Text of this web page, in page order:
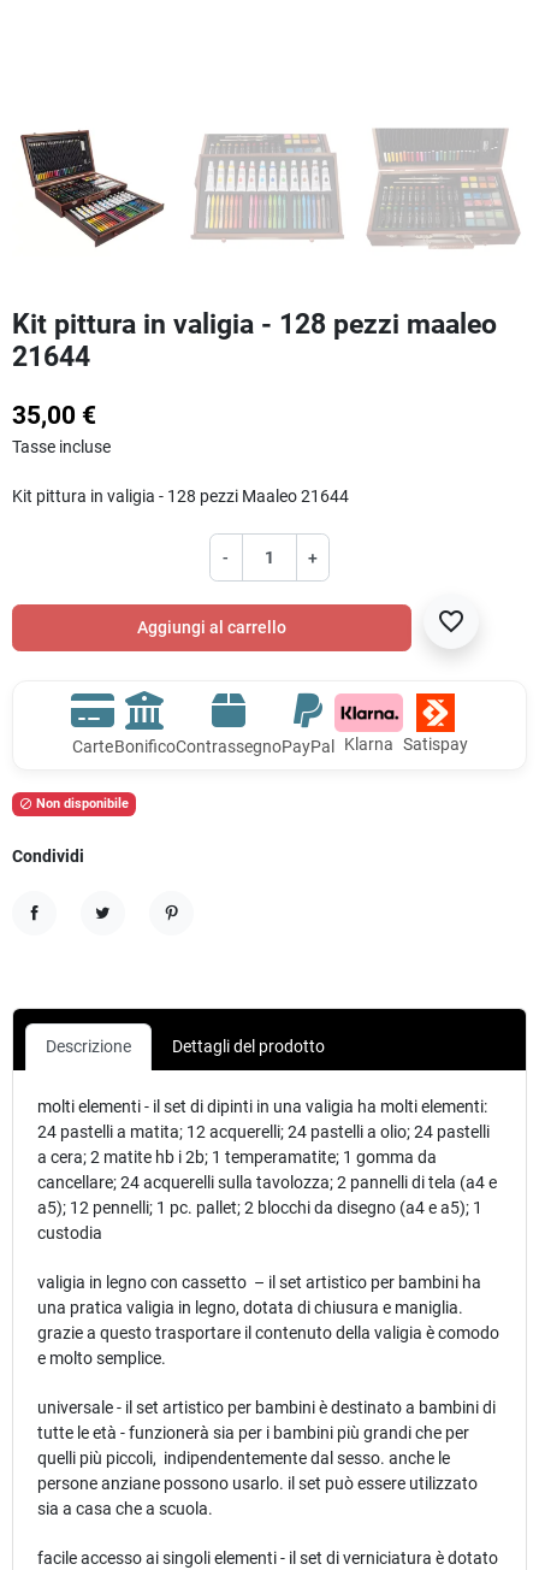
Kit pittura in valigia - 128 pezzi maaleo
21644
35,00 €
Tasse incluse
Kit pittura in valigia - 128 pezzi Maaleo 21644
- +
Aggiungi al carrello favorite_border
CarteBonificoContrassegnoPayPal Klarna Satispay
 Non disponibile
Condividi
Descrizione Dettagli del prodotto
molti elementi - il set di dipinti in una valigia ha molti elementi:
24 pastelli a matita; 12 acquerelli; 24 pastelli a olio; 24 pastelli
a cera; 2 matite hb i 2b; 1 temperamatite; 1 gomma da
cancellare; 24 acquerelli sulla tavolozza; 2 pannelli di tela (a4 e
a5); 12 pennelli; 1 pc. pallet; 2 blocchi da disegno (a4 e a5); 1
custodia
valigia in legno con cassetto – il set artistico per bambini ha
una pratica valigia in legno, dotata di chiusura e maniglia.
grazie a questo trasportare il contenuto della valigia è comodo
e molto semplice.
universale - il set artistico per bambini è destinato a bambini di
tutte le età - funzionerà sia per i bambini più grandi che per
quelli più piccoli, indipendentemente dal sesso. anche le
persone anziane possono usarlo. il set può essere utilizzato
sia a casa che a scuola.
facile accesso ai singoli elementi - il set di verniciatura è dotato